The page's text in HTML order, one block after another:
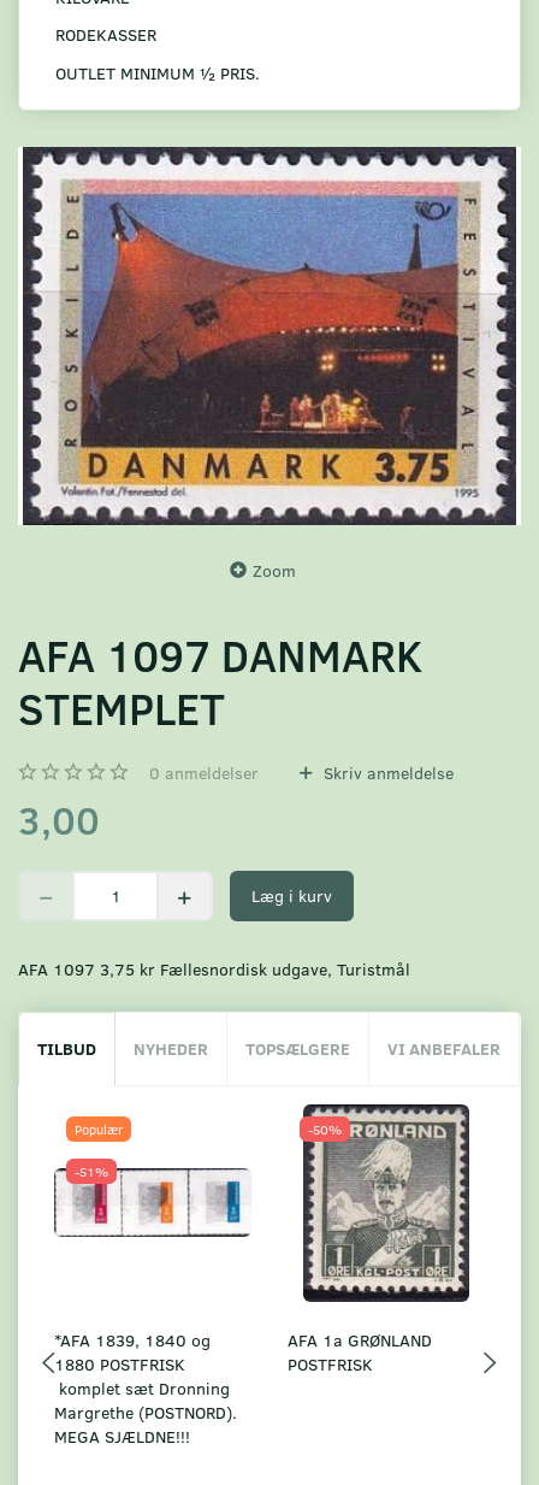
RODEKASSER
OUTLET MINIMUM ½ PRIS.
Zoom
AFA 1097 DANMARK
STEMPLET
0 anmeldelser Skriv anmeldelse
3,00
Læg i kurv
AFA 1097 3,75 kr Fællesnordisk udgave, Turistmål
TILBUD NYHEDER TOPSÆLGERE VI ANBEFALER
Populær
-51%
*AFA 1839, 1840 og
1880 POSTFRISK
komplet sæt Dronning
Margrethe (POSTNORD).
MEGA SJÆLDNE!!!
-50%
AFA 1a GRØNLAND
POSTFRISK